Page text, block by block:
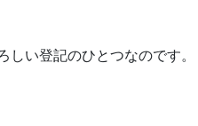
い登記のひとつなのです。